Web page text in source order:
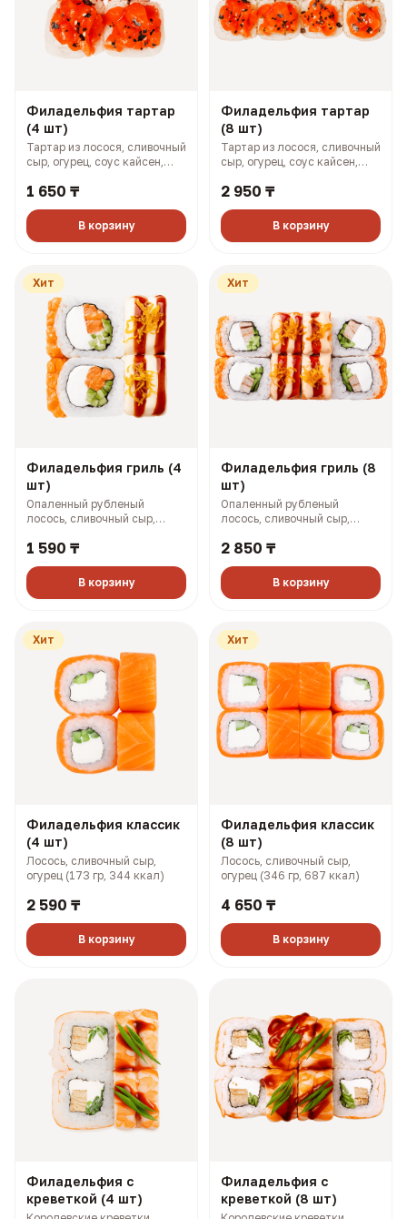
Филадельфия тартар
(4 шт)
Тартар из лосося, сливочный
сыр, огурец, соус кайсен,
1 650 ₸
В корзину
Филадельфия тартар
(8 шт)
Тартар из лосося, сливочный
сыр, огурец, соус кайсен,
2 950 ₸
В корзину
Хит
Филадельфия гриль (4
шт)
Опаленный рубленый
лосось, сливочный сыр,
картофель пай, соусы боул и
1 590 ₸
В корзину
Хит
Филадельфия гриль (8
шт)
Опаленный рубленый
лосось, сливочный сыр,
картофель пай, соусы боул и
2 850 ₸
В корзину
Хит
Филадельфия классик
(4 шт)
Лосось, сливочный сыр,
огурец (173 гр, 344 ккал)
2 590 ₸
В корзину
Хит
Филадельфия классик
(8 шт)
Лосось, сливочный сыр,
огурец (346 гр, 687 ккал)
4 650 ₸
В корзину
Филадельфия с
креветкой (4 шт)
Филадельфия с
креветкой (8 шт)